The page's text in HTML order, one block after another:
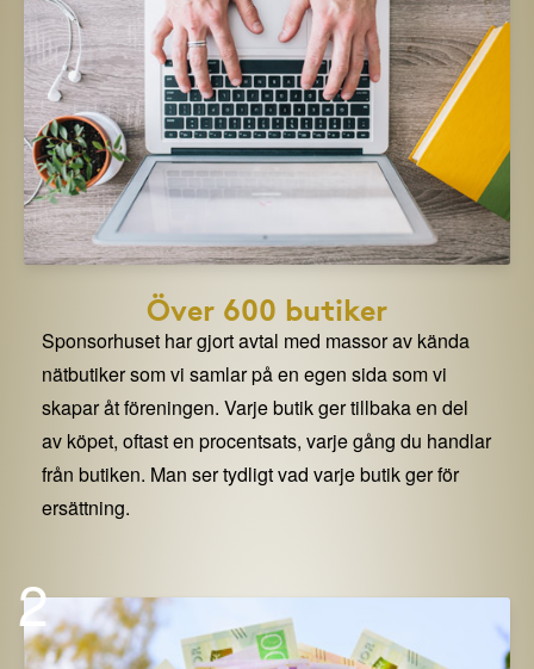
Över 600 butiker
Sponsorhuset har gjort avtal med massor av kända
nätbutiker som vi samlar på en egen sida som vi
skapar åt föreningen. Varje butik ger tillbaka en del
av köpet, oftast en procentsats, varje gång du handlar
från butiken. Man ser tydligt vad varje butik ger för
ersättning.
2